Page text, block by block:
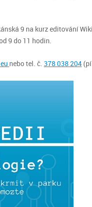
9 na kurz editování
9 do 11 hodin.
nebo tel. č. 378 038 204